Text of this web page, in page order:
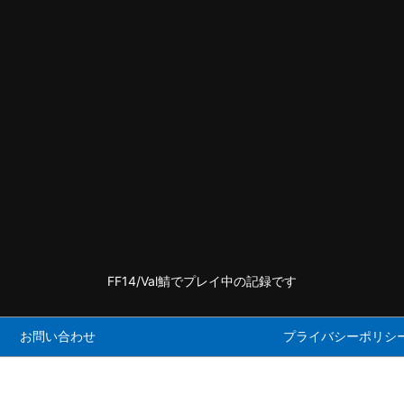
FF14/Val鯖でプレイ中の記録です
お問い合わせ プライバシーポリシ